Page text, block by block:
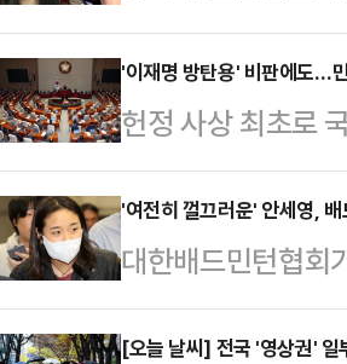
연장으로 고용 지
청 경제활동인구
으로 늘어나는
도 정규직으로 근
모습을 드러내고
순실)의 딸 정유라
북에 "좌파무죄 우
줘라"고 비꼬았다.
정하나 못 지키는
리"라고 적었다.정
다.정 씨는 "(정…
'이재명 방탄용' 비판에도…
헌정 사상 최초로
안'이 처리되면서,
더불어민주당은 2
을 처리하겠다며
명 대표 사법리스
'여전히 껄끄러운' 안세영,
대한배드민턴협회
개최했는데 정작 '
달 30일 경남 밀
[오늘 날씨] 전국 '영상권' 일